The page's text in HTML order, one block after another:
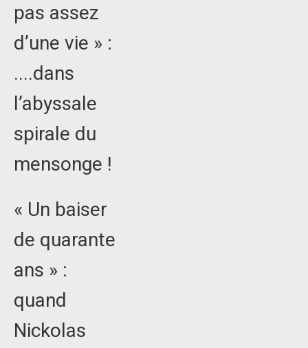
pas assez
d’une vie » :
....dans
l’abyssale
spirale du
mensonge !
« Un baiser
de quarante
ans » :
quand
Nickolas